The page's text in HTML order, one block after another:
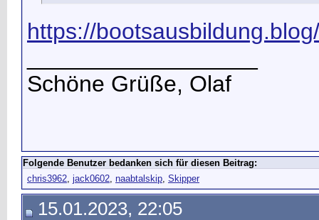
https://
Schöne Grüße, Olaf
Folgende Benutzer bedanken sich für diesen Beitrag:
chris3962, jack0602, naabtalskip, Skipper
15.01.2023, 22:05